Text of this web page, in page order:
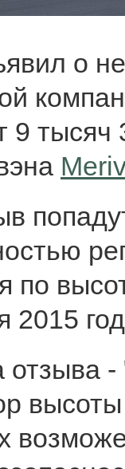
о
9 тысяч
по
2015
отзыва